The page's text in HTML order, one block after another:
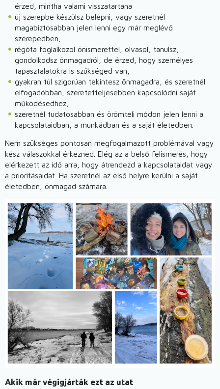
érzed, mintha valami visszatartana
új szerepbe készülsz belépni, vagy szeretnél
magabiztosabban jelen lenni egy már meglévő
szerepedben,
régóta foglalkozol önismerettel, olvasol, tanulsz,
gondolkodsz önmagadról, de érzed, hogy személyes
tapasztalatokra is szükséged van,
gyakran túl szigorúan tekintesz önmagadra, és szeretnél
elfogadóbban, szeretetteljesebben kapcsolódni saját
működésedhez,
szeretnél tudatosabban és örömteli módon jelen lenni a
kapcsolataidban, a munkádban és a saját életedben.
Nem szükséges pontosan megfogalmazott problémával vagy
kész válaszokkal érkezned. Elég az a belső felismerés, hogy
elérkezett az idő arra, hogy átrendezd a kapcsolataidat vagy
a prioritásaidat. Ha szeretnél az első helyre kerülni a saját
életedben, önmagad számára.
Image
Akik már végigjárták ezt az utat